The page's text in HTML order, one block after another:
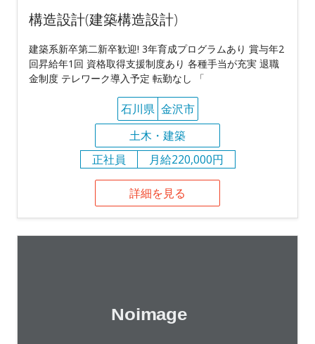
構造設計(建築構造設計)
建築系新卒第二新卒歓迎! 3年育成プログラムあり 賞与年2
回昇給年1回 資格取得支援制度あり 各種手当が充実 退職
金制度 テレワーク導入予定 転勤なし 「
石川県 金沢市
土木・建築
正社員
月給220,000円
詳細を見る